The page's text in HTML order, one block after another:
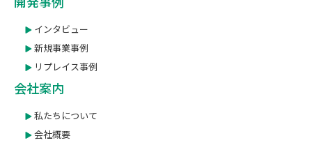
インタビュー
新規事業事例
リプレイス事例
会社案内
私たちについて
会社概要